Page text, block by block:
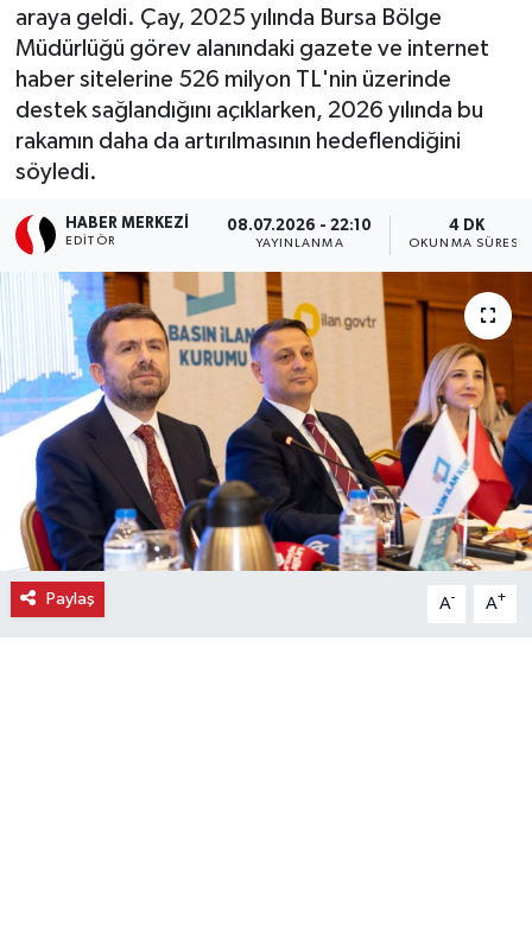
araya geldi. Çay, 2025 yılında Bursa Bölge
Müdürlüğü görev alanındaki gazete ve internet
haber sitelerine 526 milyon TL'nin üzerinde
destek sağlandığını açıklarken, 2026 yılında bu
rakamın daha da artırılmasının hedeflendiğini
söyledi.
HABER MERKEZI
EDITÖR
08.07.2026 - 22:10
YAYINLANMA
4 DK
OKUNMA SÜRESI
Paylaş A- A+
Eğitim
Ekonomi
Eleman
Emlak
Gündem
Gurme
Haber
İlçe Haberleri
Keşfet
Kültür & Sanat
Haber Arşivi